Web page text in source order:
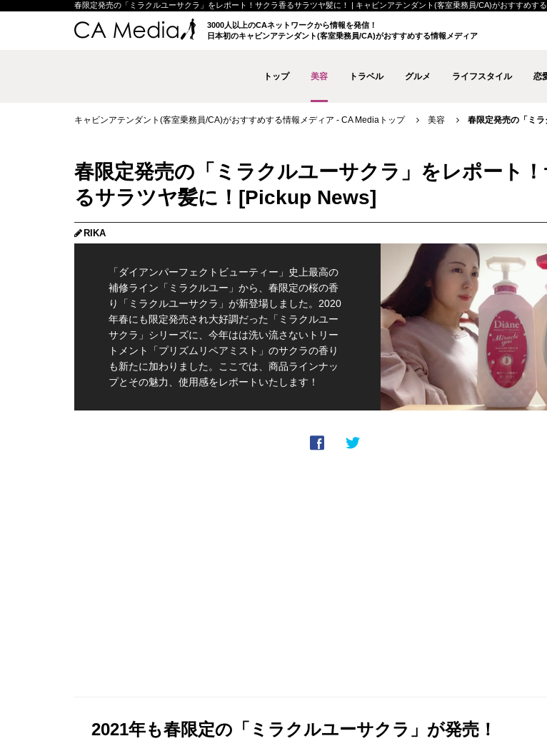
春限定発売の「ミラクルユーサクラ」をレポート！サクラ香るサラツヤ髪に！ | キャビンアテンダント(客室乗務員/CA)がおすすめす
3000人以上のCAネットワークから情報を発信！
日本初のキャビンアテンダント(客室乗務員/CA)がおすすめする情報メディア
トップ 美容 トラベル グルメ ライフスタイル 恋
キャビンアテンダント(客室乗務員/CA)がおすすめする情報メディア - CA Mediaトップ 美容 春限定発売の「ミ
春限定発売の「ミラクルユーサクラ」をレポート
るサラツヤ髪に！
RIKA
「ダイアンパーフェクトビューティー」史上最高の
補修ライン「ミラクルユー」から、春限定の桜の香
り「ミラクルユーサクラ」が新登場しました。2020
年春にも限定発売され大好調だった「ミラクルユー
サクラ」シリーズに、今年はは洗い流さないトリー
トメント「プリズムリペアミスト」のサクラの香り
も新たに加わりました。ここでは、商品ラインナッ
プとその魅力、使用感をレポートいたします！
2021年も春限定の「ミラクルユーサクラ」が発売！